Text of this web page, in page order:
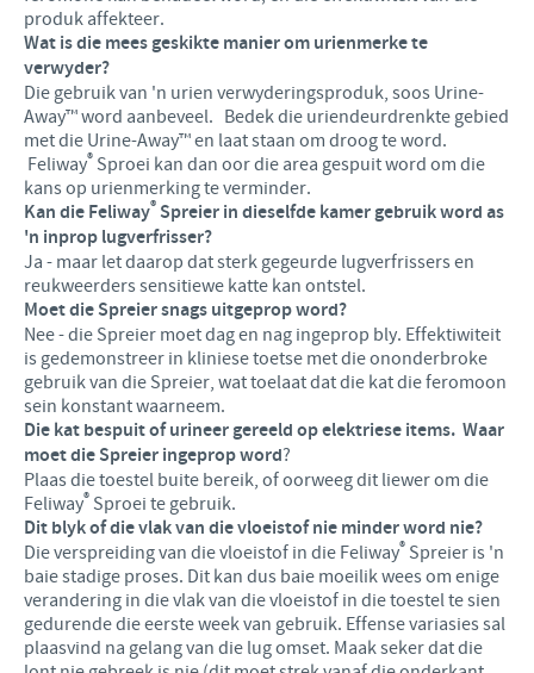
produk affekteer.
Wat is die mees geskikte manier om urienmerke te
verwyder?
Die gebruik van 'n urien verwyderingsproduk, soos Urine-
Away™ word aanbeveel. Bedek die uriendeurdrenkte gebied
met die Urine-Away™ en laat staan om droog te word.
Feliway® Sproei kan dan oor die area gespuit word om die
kans op urienmerking te verminder.
Kan die Feliway® Spreier in dieselfde kamer gebruik word as
'n inprop lugverfrisser?
Ja - maar let daarop dat sterk gegeurde lugverfrissers en
reukweerders sensitiewe katte kan ontstel.
Moet die Spreier snags uitgeprop word?
Nee - die Spreier moet dag en nag ingeprop bly. Effektiwiteit
is gedemonstreer in kliniese toetse met die ononderbroke
gebruik van die Spreier, wat toelaat dat die kat die feromoon
sein konstant waarneem.
Die kat bespuit of urineer gereeld op elektriese items. Waar
moet die Spreier ingeprop word?
Plaas die toestel buite bereik, of oorweeg dit liewer om die
Feliway® Sproei te gebruik.
Dit blyk of die vlak van die vloeistof nie minder word nie?
Die verspreiding van die vloeistof in die Feliway® Spreier is 'n
baie stadige proses. Dit kan dus baie moeilik wees om enige
verandering in die vlak van die vloeistof in die toestel te sien
gedurende die eerste week van gebruik. Effense variasies sal
plaasvind na gelang van die lug omset. Maak seker dat die